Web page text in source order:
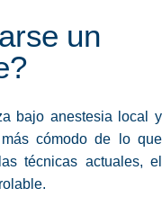
un
bajo anestesia local y
cómodo de lo que
técnicas actuales, el